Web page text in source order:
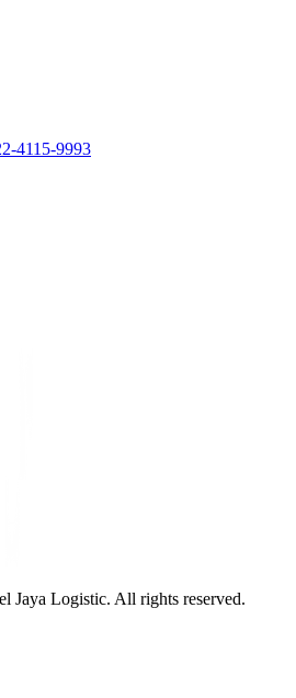
4115-9993
Jaya Logistic. All rights reserved.